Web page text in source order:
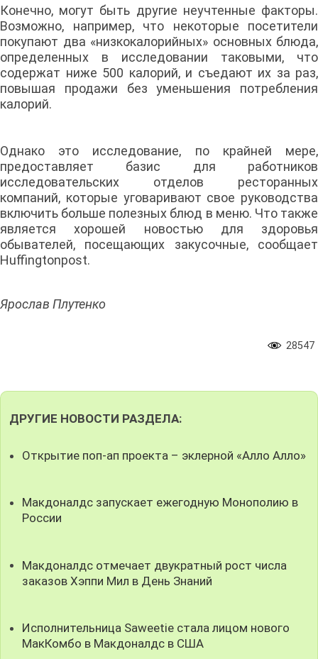
Конечно, могут быть другие неучтенные факторы.
Возможно, например, что некоторые посетители
покупают два «низкокалорийных» основных блюда,
определенных в исследовании таковыми, что
содержат ниже 500 калорий, и съедают их за раз,
повышая продажи без уменьшения потребления
калорий.
Однако это исследование, по крайней мере,
предоставляет базис для работников
исследовательских отделов ресторанных
компаний, которые уговаривают свое руководства
включить больше полезных блюд в меню. Что также
является хорошей новостью для здоровья
обывателей, посещающих закусочные, сообщает
Huffingtonpost.
Ярослав Плутенко
28547
ДРУГИЕ НОВОСТИ РАЗДЕЛА:
Открытие поп-ап проекта – эклерной «Алло Алло»
Макдоналдс запускает ежегодную Монополию в
России
Макдоналдс отмечает двукратный рост числа
заказов Хэппи Мил в День Знаний
Исполнительница Saweetie стала лицом нового
МакКомбо в Макдоналдс в США